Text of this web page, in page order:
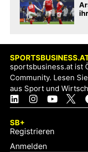
sportsbusiness.at ist
Community. Lesen
aus Sport und
SB+
Registrieren
Anmelden